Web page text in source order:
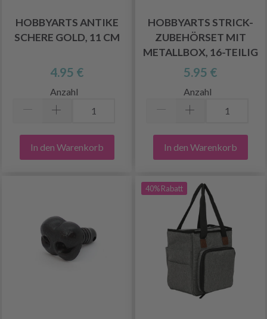
HOBBYARTS ANTIKE
SCHERE GOLD, 11 CM
4.95 €
Anzahl
In den Warenkorb
HOBBYARTS STRICK-
ZUBEHÖRSET MIT
METALLBOX, 16-TEILIG
5.95 €
Anzahl
In den Warenkorb
40% Rabatt